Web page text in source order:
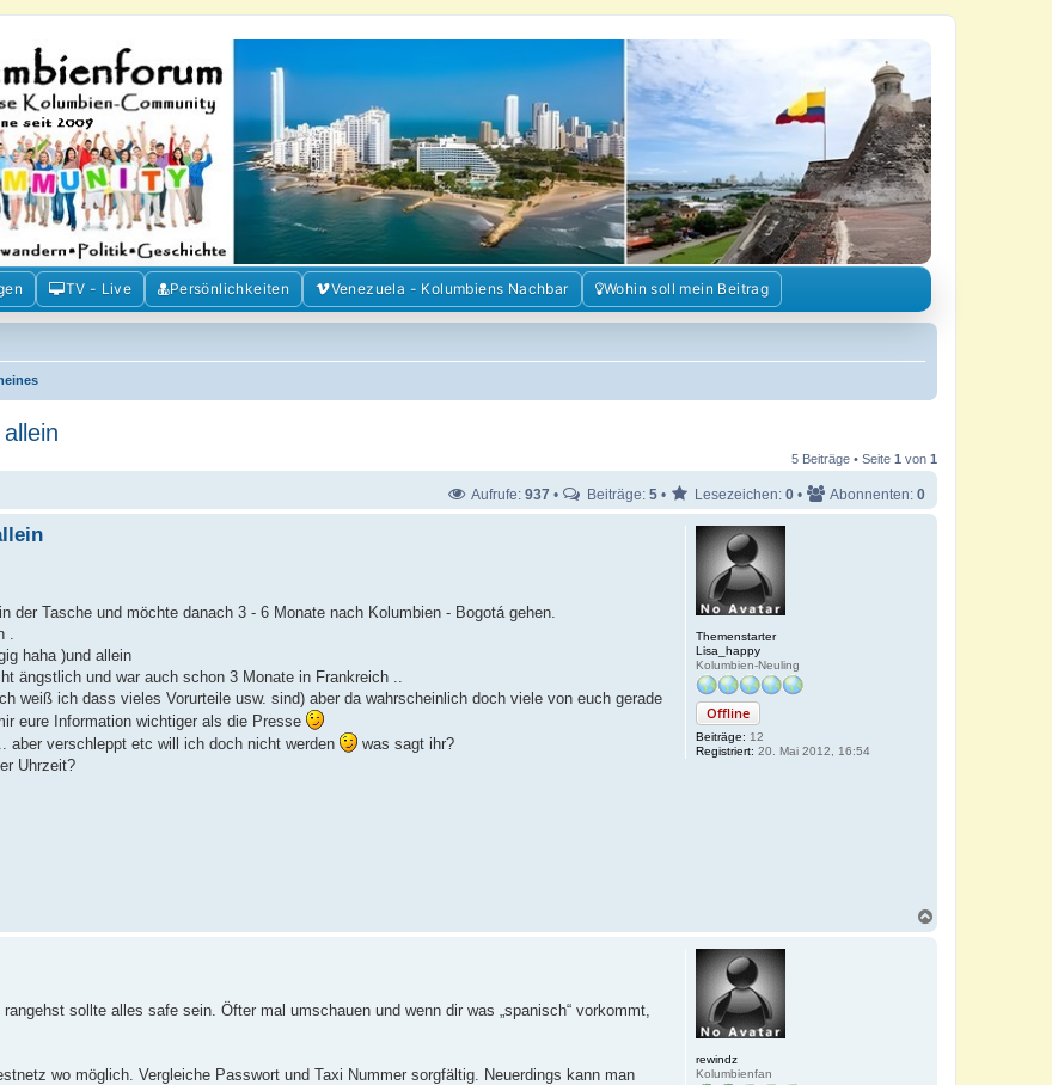
Freunde Kolumbiens
Austausch, Erfahrungen und Gemeinschaft im Kolumbienforum
TV - Live Persönlichkeiten Venezuela - Kolumbiens Nachbar Wohin soll mein Beitrag
5 Beiträge • Seite 1 von 1
Aufrufe: 937 • Beiträge: 5 • Lesezeichen: 0 • Abonnenten: 0
Themenstarter
Lisa_happy
Kolumbien-Neuling
Offline
Beiträge: 12
Registriert: 20. Mai 2012, 16:54
der Tasche und möchte danach 3 - 6 Monate nach Kolumbien - Bogotá gehen.
.
haha )und allein
ängstlich und war auch schon 3 Monate in Frankreich ..
weiß ich dass vieles Vorurteile usw. sind) aber da wahrscheinlich doch viele von euch gerade
eure Information wichtiger als die Presse
aber verschleppt etc will ich doch nicht werden
was sagt ihr?
Uhrzeit?
rewindz
Kolumbienfan
sollte alles safe sein. Öfter mal umschauen und wenn dir was „spanisch“ vorkommt,
wo möglich. Vergleiche Passwort und Taxi Nummer sorgfältig. Neuerdings kann man